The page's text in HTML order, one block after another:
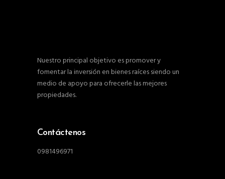
Nuestro principal objetivo es promover y
fomentar la inversión en bienes raíces siendo un
medio de apoyo para ofrecerle las mejores
propiedades.
Contáctenos
0981496971